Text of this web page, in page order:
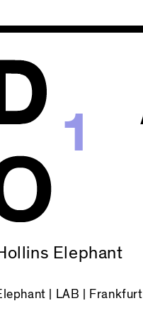
1
Elephant
| LAB | Frankfurt